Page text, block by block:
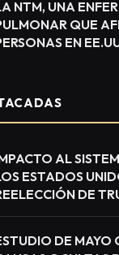
NTM, UNA
QUE
EN
AL
ESTADOS
DE
DE MAYO